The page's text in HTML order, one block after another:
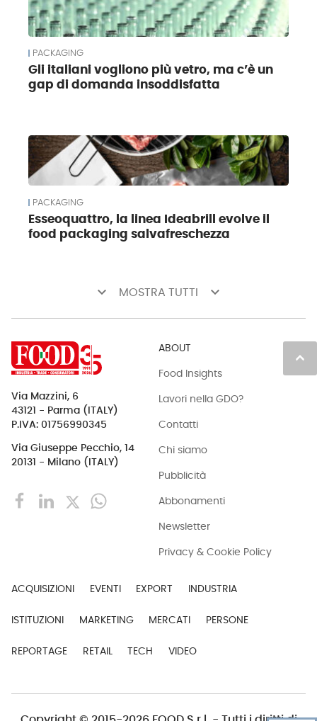
PACKAGING
Gli italiani vogliono più vetro, ma c’è un
gap di domanda insoddisfatta
PACKAGING
Esseoquattro, la linea Ideabrill evolve il
food packaging salvafreschezza
keyboard_arrow_down MOSTRA TUTTI keyboard_arrow_down
keyboard_arrow_up
Via Mazzini, 6
43121 - Parma (ITALY)
P.IVA: 01756990345
Via Giuseppe Pecchio, 14
20131 - Milano (ITALY)
ABOUT
Food Insights
Lavori nella GDO?
Contatti
Chi siamo
Pubblicità
Abbonamenti
Newsletter
Privacy & Cookie Policy
ACQUISIZIONI EVENTI EXPORT INDUSTRIA
ISTITUZIONI MARKETING MERCATI PERSONE
REPORTAGE RETAIL TECH VIDEO